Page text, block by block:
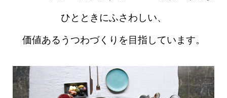
ひとときにふさわしい、
価値あるうつわづくりを目指しています。